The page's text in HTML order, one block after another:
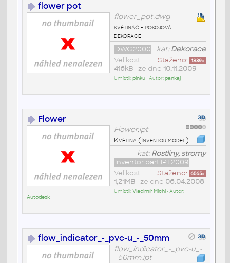
flower pot
flower_pot.dwg
květináč - pokojová
dekorace
kat:Dekorace
DWG2000
Staženo: 1839x
Velikost
416kB• ze dne 10.11.2009
Umístil:pinku• Autor:pankaj
Flower
Flower.ipt
Květina (Inventor model)
kat:Rostliny, stromy
Inventor part IPT2009
Staženo: 6565x
Velikost
1,21MB• ze dne 06.04.2008
Umístil:Vladimír Michl • Autor:
Autodesk
flow_indicator_-_pvc-u_-_50mm
flow_indicator_-_pvc-u_-
_50mm.ipt